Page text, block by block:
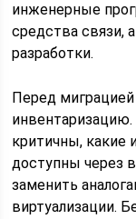
инженерные
средства связи,
разработки.
Перед
критичны, какие
доступны через
заменить
виртуализации.